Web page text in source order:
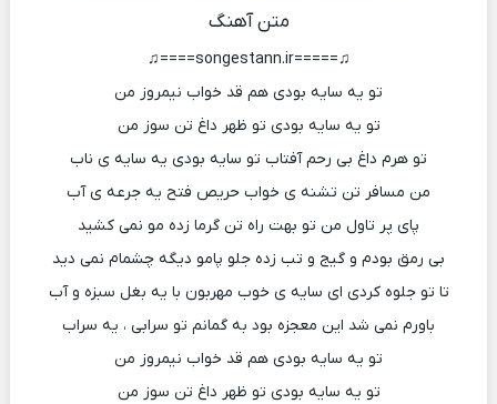
متن آهنگ
♫=====songestann.ir====♫
تو یه سایه بودی هم قد خواب نیمروز من
تو یه سایه بودی تو ظهر داغ تن سوز من
تو هرم داغ بی رحم آفتاب تو سایه بودی یه سایه ی ناب
من مسافر تن تشنه ی خواب حریص فتح یه جرعه ی آب
پای پر تاول من تو بهت راه تن گرما زده مو نمی کشید
بی رمق بودم و گیج و تب زده جلو پامو دیگه چشمام نمی دید
تا تو جلوه کردی ای سایه ی خوب مهربون با یه بغل سبزه و آب
باورم نمی شد این معجزه بود به گمانم تو سرابی ، یه سراب
تو یه سایه بودی هم قد خواب نیمروز من
تو یه سایه بودی تو ظهر داغ تن سوز من